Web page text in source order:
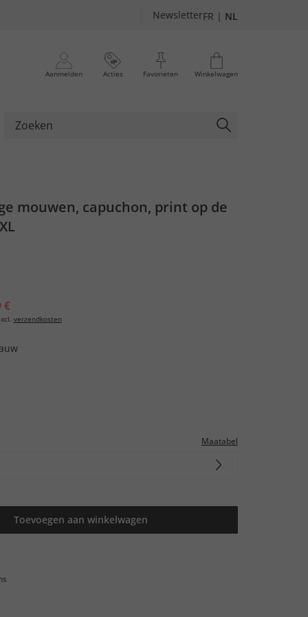
NewsletterFR | NL
Aanmelden Acties Favorieten Winkelwagen
mouwen, capuchon, print op de
€
verzendkosten
Maatabel
Toevoegen aan winkelwagen